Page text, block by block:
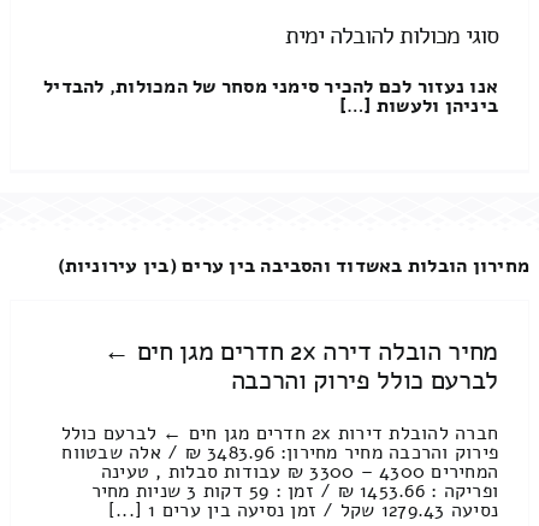
סוגי מכולות להובלה ימית
אנו נעזור לכם להכיר סימני מסחר של המכולות, להבדיל
ביניהן ולעשות […]
מחירון הובלות באשדוד והסביבה בין ערים (בין עירוניות)
מחיר הובלה דירה 2x חדרים מגן חים ←
לברעם כולל פירוק והרכבה
חברה להובלת דירות 2x חדרים מגן חים ← לברעם כולל
פירוק והרכבה מחיר מחירון: 3483.96 ₪ / אלה שבטווח
המחירים 4300 – 3300 ₪ עבודות סבלות , טעינה
ופריקה : 1453.66 ₪ / זמן : 59 דקות 3 שניות מחיר
נסיעה 1279.43 שקל / זמן נסיעה בין ערים 1 [...]